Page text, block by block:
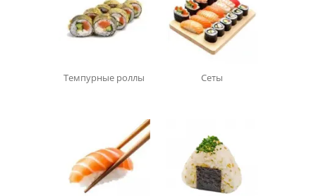
Темпурные роллы Сеты